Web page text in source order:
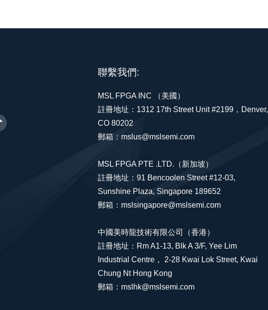
聯繫我們:
MSL FPGA INC （美國）
註冊地址：1312 17th Street Unit #2199，Denver,
CO 80202
郵箱：mslus@mslsemi.com
MSL FPGA PTE .LTD.（新加坡）
註冊地址：91 Bencoolen Street #12-03,
Sunshine Plaza, Singapore 189652
郵箱：mslsingapore@mslsemi.com
中國美時龍技術有限公司（香港）
註冊地址：Rm A1-13, Blk A 3/F, Yee Lim
Industrial Centre， 2-28 Kwai Lok Street, Kwai
Chung Nt Hong Kong
郵箱：mslhk@mslsemi.com